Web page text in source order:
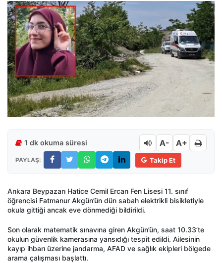
1 dk okuma süresi A- A+
PAYLAŞ: Takip Et
Ankara Beypazarı Hatice Cemil Ercan Fen Lisesi 11. sınıf
öğrencisi Fatmanur Akgün’ün dün sabah elektrikli bisikletiyle
okula gittiği ancak eve dönmediği bildirildi.
Son olarak matematik sınavına giren Akgün’ün, saat 10.33’te
okulun güvenlik kamerasına yansıdığı tespit edildi. Ailesinin
kayıp ihbarı üzerine jandarma, AFAD ve sağlık ekipleri bölgede
arama çalışması başlattı.